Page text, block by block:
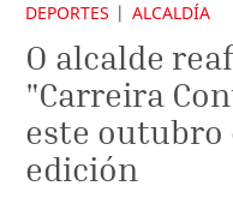
DEPORTES ALCALDÍA
O alcalde
"Carreira
este outubro
edición